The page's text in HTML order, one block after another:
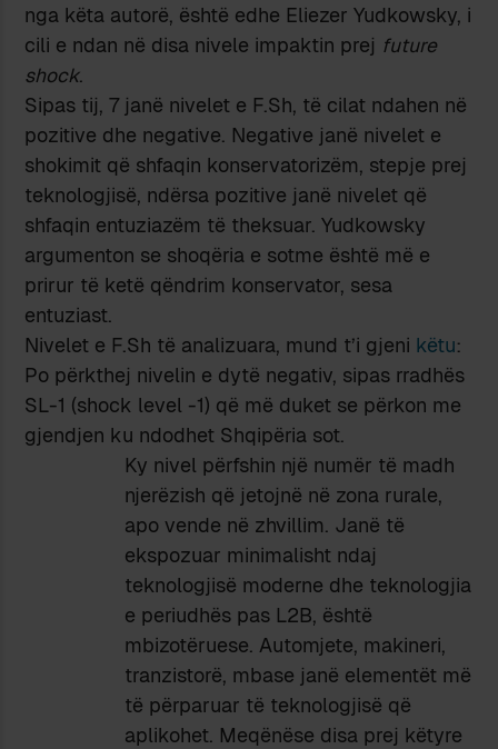
nga këta autorë, është edhe Eliezer Yudkowsky, i
cili e ndan në disa nivele impaktin prej future
shock.
Sipas tij, 7 janë nivelet e F.Sh, të cilat ndahen në
pozitive dhe negative. Negative janë nivelet e
shokimit që shfaqin konservatorizëm, stepje prej
teknologjisë, ndërsa pozitive janë nivelet që
shfaqin entuziazëm të theksuar. Yudkowsky
argumenton se shoqëria e sotme është më e
prirur të ketë qëndrim konservator, sesa
entuziast.
Nivelet e F.Sh të analizuara, mund t’i gjeni këtu:
Po përkthej nivelin e dytë negativ, sipas rradhës
SL-1 (shock level -1) që më duket se përkon me
gjendjen ku ndodhet Shqipëria sot.
Ky nivel përfshin një numër të madh
njerëzish që jetojnë në zona rurale,
apo vende në zhvillim. Janë të
ekspozuar minimalisht ndaj
teknologjisë moderne dhe teknologjia
e periudhës pas L2B, është
mbizotëruese. Automjete, makineri,
tranzistorë, mbase janë elementët më
të përparuar të teknologjisë që
aplikohet. Meqënëse disa prej këtyre